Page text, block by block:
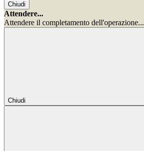
Chiudi
Attendere...
Attendere il completamento dell'operazione...
Chiudi